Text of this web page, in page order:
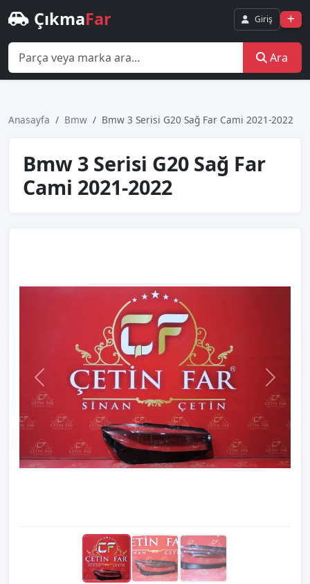
ÇıkmaFar Giriş
Ara
Anasayfa Bmw Bmw 3 Seri̇si̇ G20 Sağ Far Cami 2021-2022
Bmw 3 Seri̇si̇ G20 Sağ Far
Cami 2021-2022